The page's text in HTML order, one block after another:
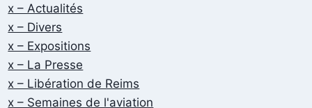
x – Actualités
x – Divers
x – Expositions
x – La Presse
x – Libération de Reims
x – Semaines de l'aviation